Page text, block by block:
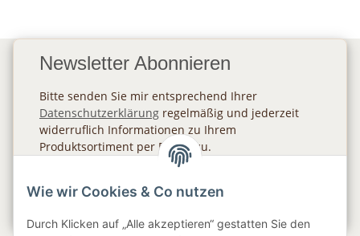
Newsletter Abonnieren
Bitte senden Sie mir entsprechend Ihrer
Datenschutzerklärung regelmäßig und jederzeit
widerruflich Informationen zu Ihrem
Produktsortiment per E-Mail zu.
Wie wir Cookies & Co nutzen
Durch Klicken auf „Alle akzeptieren“ gestatten Sie den